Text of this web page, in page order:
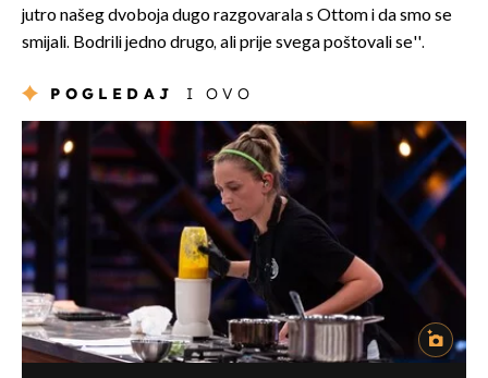
jutro našeg dvoboja dugo razgovarala s Ottom i da smo se
smijali. Bodrili jedno drugo, ali prije svega poštovali se''.
POGLEDAJ I OVO